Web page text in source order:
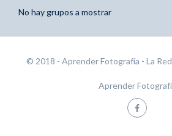
No hay grupos a mostrar
© 2018 - Aprender Fotografía - La
Aprender